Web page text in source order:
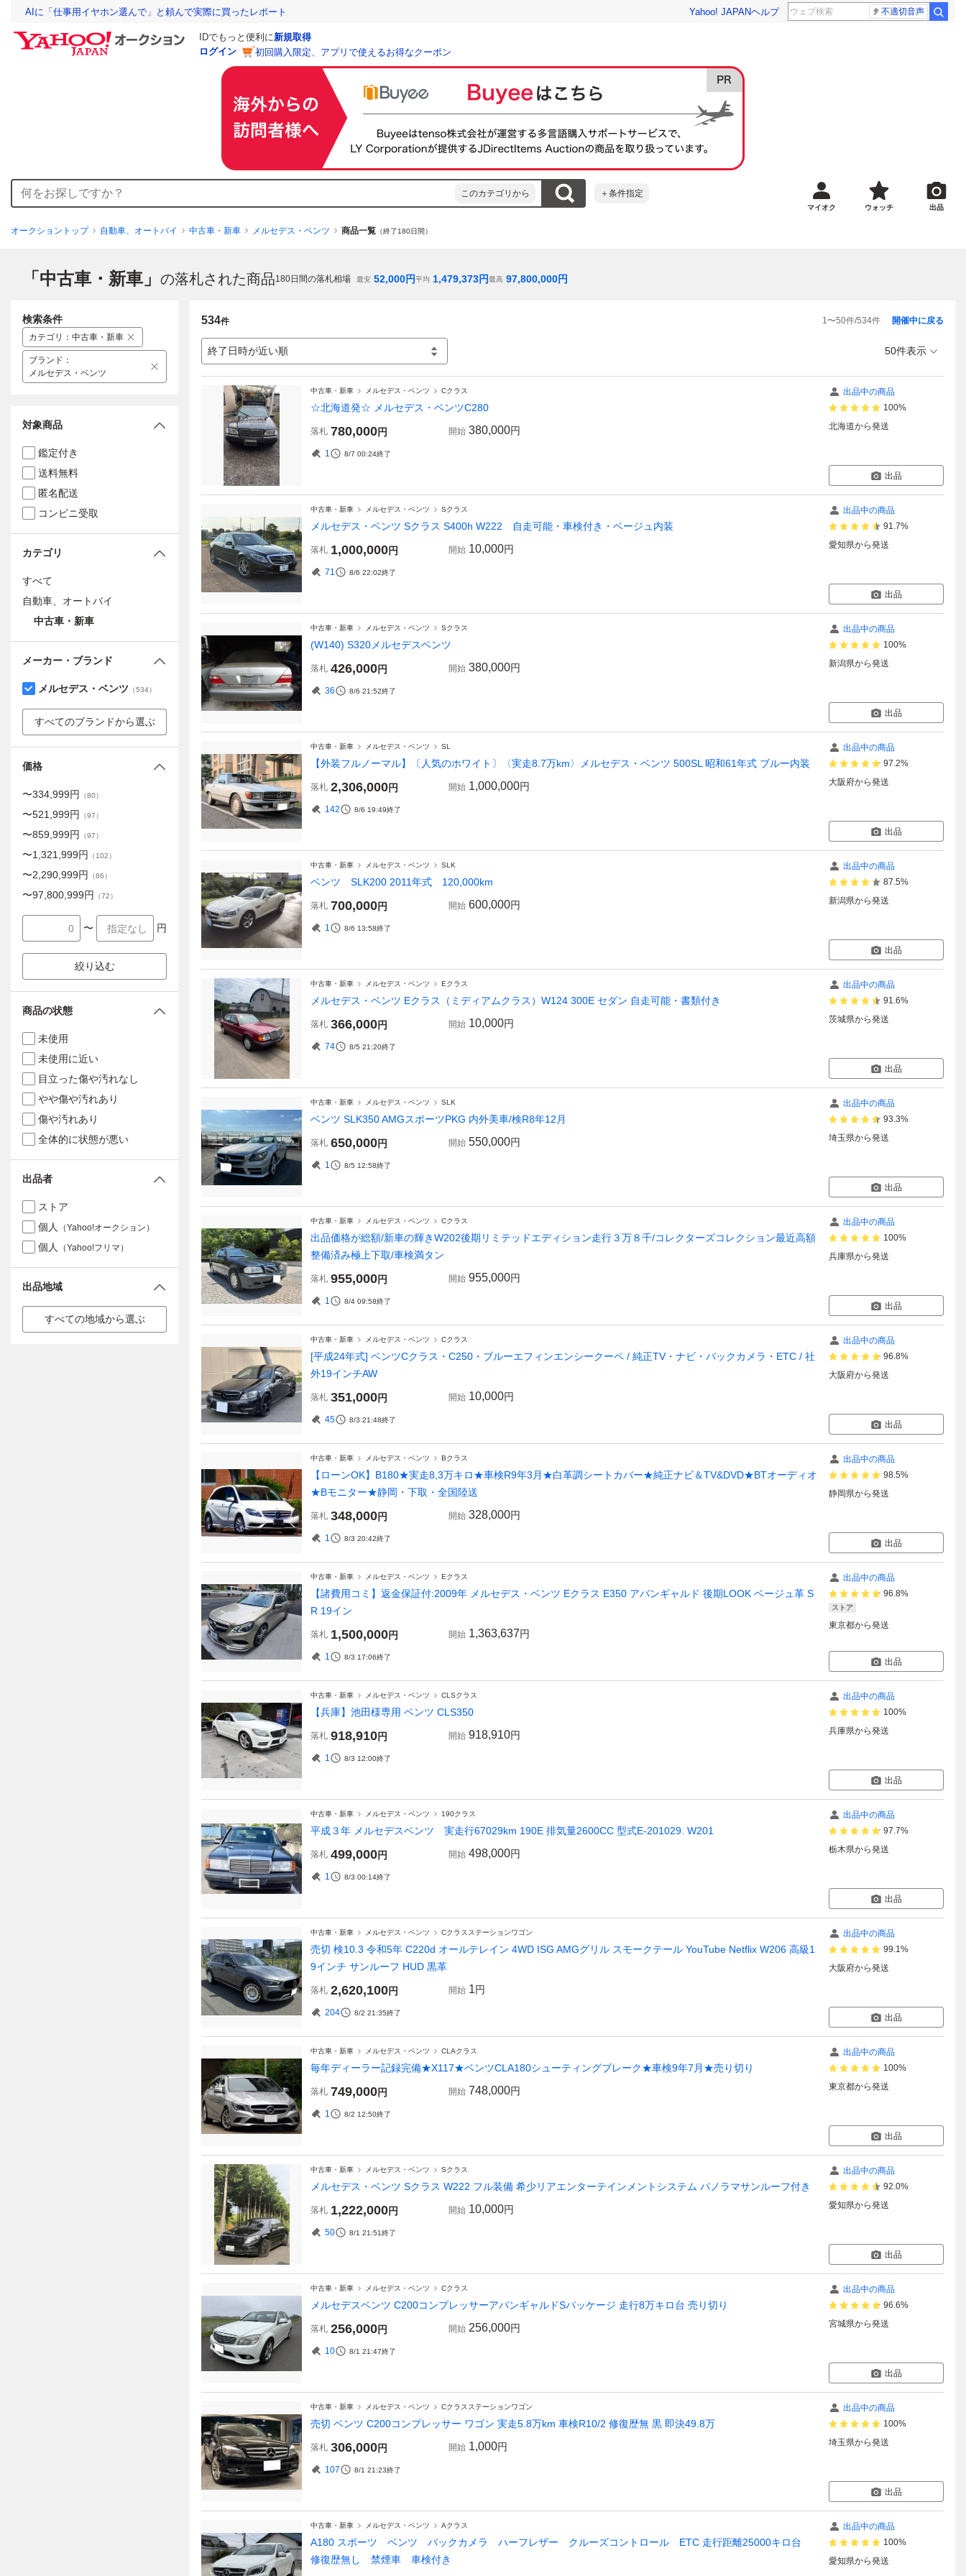
AIに「仕事用イヤホン選んで」と頼んで実際に買ったレポート Yahoo! JAPANヘルプ 不適切音声
IDでもっと便利に新規取得
ログイン
初回購入限定、アプリで使えるお得なクーポン
このカテゴリから ＋条件指定
マイオク ウォッチ 出品
オークショントップ 自動車、オートバイ 中古車・新車 メルセデス・ベンツ 商品一覧 （終了180日間）
「中古車・新車」 の落札された商品180日間の落札相場 最安 52,000円平均 1,479,373円最高 97,800,000円
534件 1〜50件/534件
終了日時が近い順
開催中に戻る
50件表示
中古車・新車 メルセデス・ベンツ Cクラス
☆北海道発☆ メルセデス・ベンツC280
落札 780,000円 開始 380,000円
1 8/7 00:24終了
出品中の商品
100%
北海道から発送
出品
中古車・新車 メルセデス・ベンツ Sクラス
メルセデス・ベンツ Sクラス S400h W222 自走可能・車検付き・ベージュ内装
落札 1,000,000円 開始 10,000円
71 8/6 22:02終了
出品中の商品
91.7%
愛知県から発送
出品
中古車・新車 メルセデス・ベンツ Sクラス
(W140) S320メルセデスベンツ
落札 426,000円 開始 380,000円
36 8/6 21:52終了
出品中の商品
100%
新潟県から発送
出品
中古車・新車 メルセデス・ベンツ SL
【外装フルノーマル】〔人気のホワイト〕〈実走8.7万km〉メルセデス・ベンツ 500SL 昭和61年式 ブルー内装
落札 2,306,000円 開始 1,000,000円
142 8/6 19:49終了
出品中の商品
97.2%
大阪府から発送
出品
中古車・新車 メルセデス・ベンツ SLK
ベンツ SLK200 2011年式 120,000km
落札 700,000円 開始 600,000円
1 8/6 13:58終了
出品中の商品
87.5%
新潟県から発送
出品
中古車・新車 メルセデス・ベンツ Eクラス
メルセデス・ベンツ Eクラス（ミディアムクラス）W124 300E セダン 自走可能・書類付き
落札 366,000円 開始 10,000円
74 8/5 21:20終了
出品中の商品
91.6%
茨城県から発送
出品
中古車・新車 メルセデス・ベンツ SLK
ベンツ SLK350 AMGスポーツPKG 内外美車/検R8年12月
落札 650,000円 開始 550,000円
1 8/5 12:58終了
出品中の商品
93.3%
埼玉県から発送
出品
中古車・新車 メルセデス・ベンツ Cクラス
出品価格が総額/新車の輝きW202後期リミテッドエディション走行３万８千/コレクターズコレクション最近高額
整備済み極上下取/車検満タン
落札 955,000円 開始 955,000円
1 8/4 09:58終了
出品中の商品
100%
兵庫県から発送
出品
中古車・新車 メルセデス・ベンツ Cクラス
[平成24年式] ベンツCクラス・C250・ブルーエフィンエンシークーペ / 純正TV・ナビ・バックカメラ・ETC / 社
外19インチAW
落札 351,000円 開始 10,000円
45 8/3 21:48終了
出品中の商品
96.8%
大阪府から発送
出品
中古車・新車 メルセデス・ベンツ Bクラス
【ローンOK】B180★実走8,3万キロ★車検R9年3月★白革調シートカバー★純正ナビ＆TV&DVD★BTオーディオ
★Bモニター★静岡・下取・全国陸送
落札 348,000円 開始 328,000円
1 8/3 20:42終了
出品中の商品
98.5%
静岡県から発送
出品
中古車・新車 メルセデス・ベンツ Eクラス
【諸費用コミ】返金保証付:2009年 メルセデス・ベンツ Eクラス E350 アバンギャルド 後期LOOK ベージュ革 S
R 19イン
落札 1,500,000円 開始 1,363,637円
1 8/3 17:06終了
出品中の商品
96.8%
ストア
東京都から発送
出品
中古車・新車 メルセデス・ベンツ CLSクラス
【兵庫】池田様専用 ベンツ CLS350
落札 918,910円 開始 918,910円
1 8/3 12:00終了
出品中の商品
100%
兵庫県から発送
出品
中古車・新車 メルセデス・ベンツ 190クラス
平成３年 メルセデスベンツ 実走行67029km 190E 排気量2600CC 型式E-201029. W201
落札 499,000円 開始 498,000円
1 8/3 00:14終了
出品中の商品
97.7%
栃木県から発送
出品
中古車・新車 メルセデス・ベンツ Cクラスステーションワゴン
売切 検10.3 令和5年 C220d オールテレイン 4WD ISG AMGグリル スモークテール YouTube Netflix W206 高級1
9インチ サンルーフ HUD 黒革
落札 2,620,100円 開始 1円
204 8/2 21:35終了
出品中の商品
99.1%
大阪府から発送
出品
中古車・新車 メルセデス・ベンツ CLAクラス
毎年ディーラー記録完備★X117★ベンツCLA180シューティングブレーク★車検9年7月★売り切り
落札 749,000円 開始 748,000円
1 8/2 12:50終了
出品中の商品
100%
東京都から発送
出品
中古車・新車 メルセデス・ベンツ Sクラス
メルセデス・ベンツ Sクラス W222 フル装備 希少リアエンターテインメントシステム パノラマサンルーフ付き
落札 1,222,000円 開始 10,000円
50 8/1 21:51終了
出品中の商品
92.0%
愛知県から発送
出品
中古車・新車 メルセデス・ベンツ Cクラス
メルセデスベンツ C200コンプレッサーアバンギャルドSパッケージ 走行8万キロ台 売り切り
落札 256,000円 開始 256,000円
10 8/1 21:47終了
出品中の商品
96.6%
宮城県から発送
出品
中古車・新車 メルセデス・ベンツ Cクラスステーションワゴン
売切 ベンツ C200コンプレッサー ワゴン 実走5.8万km 車検R10/2 修復歴無 黒 即決49.8万
落札 306,000円 開始 1,000円
107 8/1 21:23終了
出品中の商品
100%
埼玉県から発送
出品
中古車・新車 メルセデス・ベンツ Aクラス
A180 スポーツ ベンツ バックカメラ ハーフレザー クルーズコントロール ETC 走行距離25000キロ台
修復歴無し 禁煙車 車検付き
出品中の商品
100%
愛知県から発送
検索条件
カテゴリ ： 中古車・新車
ブランド ：
メルセデス・ベンツ
対象商品
鑑定付き
送料無料
匿名配送
コンビニ受取
カテゴリ
すべて
自動車、オートバイ
中古車・新車
メーカー・ブランド
メルセデス・ベンツ （534）
すべてのブランドから選ぶ
価格
〜334,999円 （80）
〜521,999円 （97）
〜859,999円 （97）
〜1,321,999円 （102）
〜2,290,999円 （86）
〜97,800,999円 （72）
〜 円
絞り込む
商品の状態
未使用
未使用に近い
目立った傷や汚れなし
やや傷や汚れあり
傷や汚れあり
全体的に状態が悪い
出品者
ストア
個人
（Yahoo!オークション）
個人 （Yahoo!フリマ）
出品地域
すべての地域から選ぶ